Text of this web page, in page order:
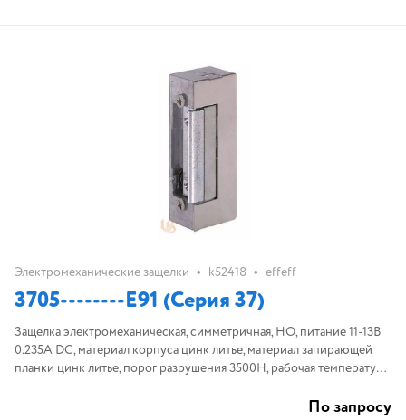
Электромеханические защелки • k52418 • effeff
3705--------E91 (Серия 37)
Защелка электромеханическая, симметричная, НО, питание 11-13В
0.235А DC, материал корпуса цинк литье, материал запирающей
планки цинк литье, порог разрушения 3500Н, рабочая температура
По запросу